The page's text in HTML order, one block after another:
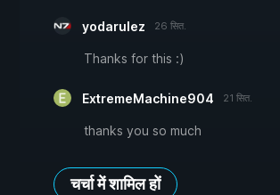
yodarulez 26 सित.
Thanks for this :)
ExtremeMachine904 21 सित.
thanks you so much
चर्चा में शामिल हों